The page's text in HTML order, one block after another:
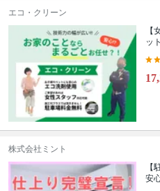
エコ・クリーン
【
ッ
株式会社ミント
【
安